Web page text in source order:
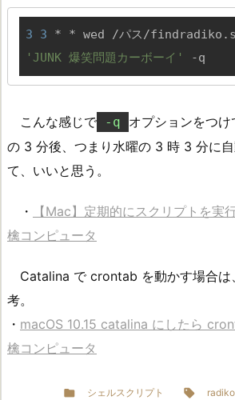
3 3
'JUNK 爆笑問題カーボーイ'
-q
こんな感じで -q
オプションをつ
の 3 分後、つまり水曜の 3 時 3 分に
て、いいと思う。
・
【Mac】定期的にスクリプトを
檎コンピュータ
Catalina で crontab を動かす場合は
考。
・ macOS 10.15 catalina にしたら
檎コンピュータ
 シェルスクリプト  radiko